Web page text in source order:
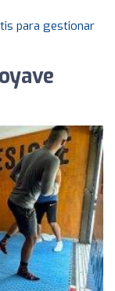
para gestionar